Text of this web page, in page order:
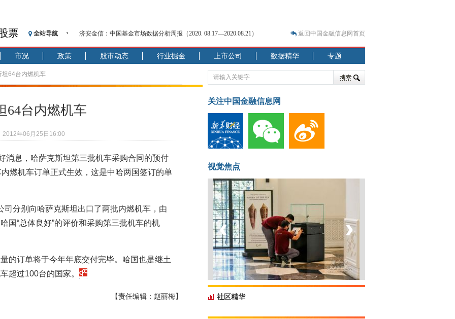
票 全站导航
济安金信：中国基金市场数据分析周报（2020. 08.17—2020.08.21）
【见·闻】疫情下，新加坡旅游业步履维艰
记者手记：疫情下的香港零售业如何浴火重生？
【见·闻】疫情下一家香港传统零售商的转型突围之旅
济安金信：中国基金市场数据分析周报（2020. 07.27—2020.07.31）
【新华财经调查】同业存单、结构性存款玩起“跷跷板” 结构性失衡藏
在“隐秘的角落”
央行公开市场净投放300亿元 短端资金利率明显下行
基本面及股市双轮冲击 债市回调十年期债表现最弱
沥青期货连续两日涨逾3% 沪银及两粕涨势喜人
恒生聚源：北斗收官之星发射成功，全产业链解析
返回中国金融信息网首页
市况 政策 股市动态 行业掘金 上市公司 数据精华 专题
64台内燃机车
64台内燃机车
2012年06月25日16:00
消息，哈萨克斯坦第三批机车采购合同的预付
燃机车订单正式生效，这是中哈两国签订的单
分别向哈萨克斯坦出口了两批内燃机车，由
国“总体良好”的评价和采购第三批机车的机
的订单将于今年年底交付完毕。哈国也是继土
超过100台的国家。
【责任编辑：赵丽梅】
关注中国金融信息网
视觉焦点
菲律宾：防疫降级
‹ ›
社区精华